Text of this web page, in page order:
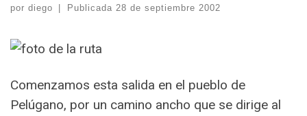
por diego Publicada 28 de septiembre 2002
Comenzamos esta salida en el pueblo de
Pelúgano, por un camino ancho que se dirige al